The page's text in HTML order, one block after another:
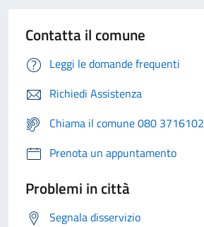
Contatta il comune
Leggi le domande frequenti
Richiedi Assistenza
Chiama il comune 080 3716102
Prenota un appuntamento
Problemi in città
Segnala disservizio